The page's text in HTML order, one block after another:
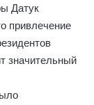
Датук
привлечение
значительный